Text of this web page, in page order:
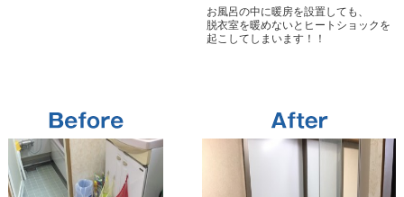
お風呂の中に暖房を設置しても、
脱衣室を暖めないとヒートショックを
起こしてしまいます！！